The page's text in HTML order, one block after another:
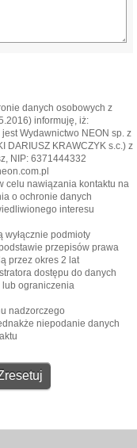
danych osobowych z
informuję, iż:
Wydawnictwo NEON sp. z
DARIUSZ KRAWCZYK s.c.) z
NIP: 6371444332
celu nawiązania kontaktu na
o ochronie danych
interesu
podmioty
przepisów prawa
przez okres 2 lat
dostępu do danych
ograniczenia
nadzorczego
niepodanie danych